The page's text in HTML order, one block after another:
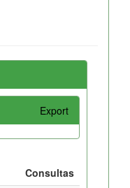
Export
Consultas